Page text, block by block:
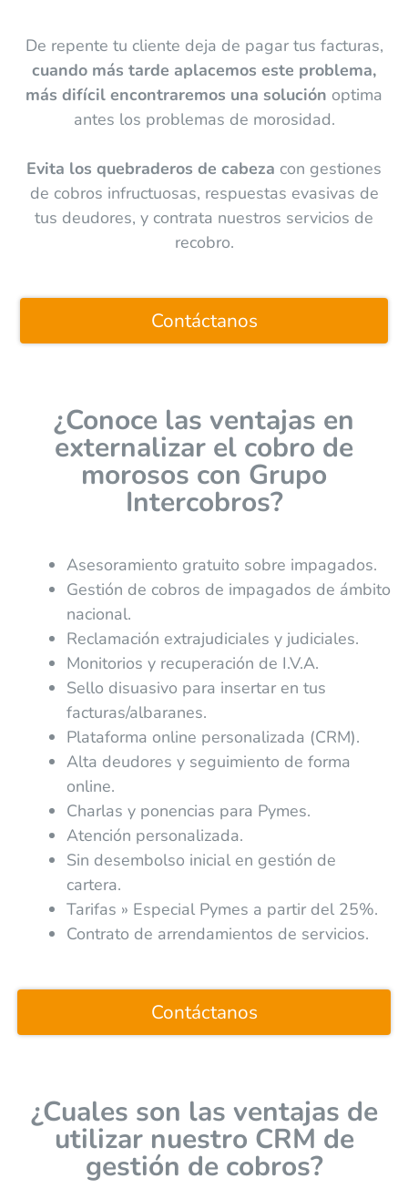
De repente tu cliente deja de pagar tus facturas,
cuando más tarde aplacemos este problema,
más difícil encontraremos una solución optima
antes los problemas de morosidad.
Evita los quebraderos de cabeza con gestiones
de cobros infructuosas, respuestas evasivas de
tus deudores, y contrata nuestros servicios de
recobro.
Contáctanos
¿Conoce las ventajas en
externalizar el cobro de
morosos con Grupo
Intercobros?
Asesoramiento gratuito sobre impagados.
Gestión de cobros de impagados de ámbito
nacional.
Reclamación extrajudiciales y judiciales.
Monitorios y recuperación de I.V.A.
Sello disuasivo para insertar en tus
facturas/albaranes.
Plataforma online personalizada (CRM).
Alta deudores y seguimiento de forma
online.
Charlas y ponencias para Pymes.
Atención personalizada.
Sin desembolso inicial en gestión de
cartera.
Tarifas » Especial Pymes a partir del 25%.
Contrato de arrendamientos de servicios.
Contáctanos
¿Cuales son las ventajas de
utilizar nuestro CRM de
gestión de cobros?